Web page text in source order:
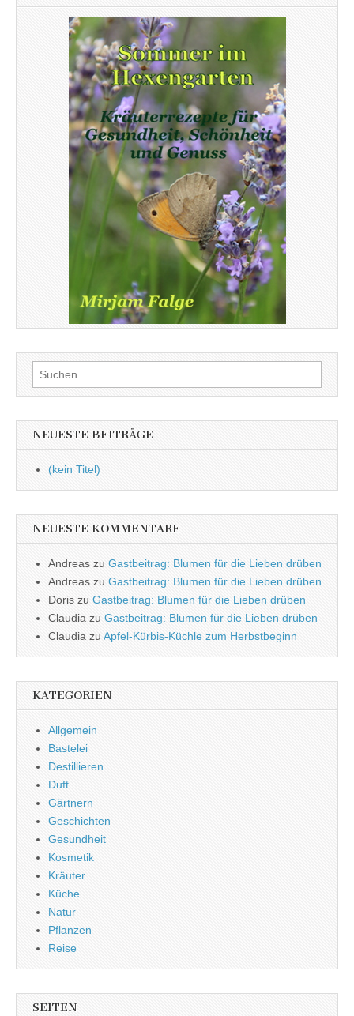
Suchen
nach:
NEUESTE BEITRÄGE
(kein Titel)
NEUESTE KOMMENTARE
Andreas zu Gastbeitrag: Blumen für die Lieben drüben
Andreas zu Gastbeitrag: Blumen für die Lieben drüben
Doris zu Gastbeitrag: Blumen für die Lieben drüben
Claudia zu Gastbeitrag: Blumen für die Lieben drüben
Claudia zu Apfel-Kürbis-Küchle zum Herbstbeginn
KATEGORIEN
Allgemein
Bastelei
Destillieren
Duft
Gärtnern
Geschichten
Gesundheit
Kosmetik
Kräuter
Küche
Natur
Pflanzen
Reise
SEITEN